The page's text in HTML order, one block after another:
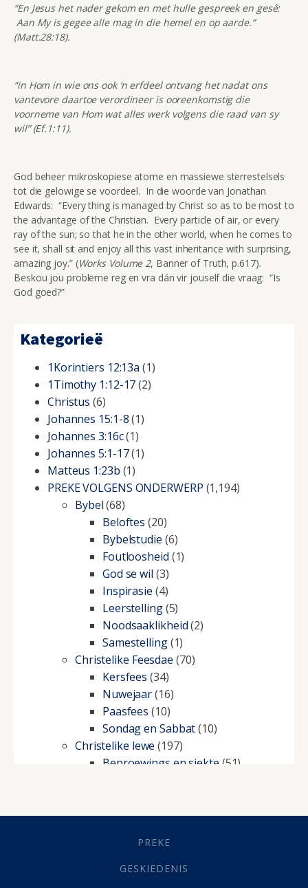
“En Jesus het nader gekom en met hulle gespreek en gesê:
Aan My is gegee alle mag in die hemel en op aarde.”
(Matt.28:18).
“in Hom in wie ons ook ‘n erfdeel ontvang het nadat ons
vantevore daartoe verordineer is ooreenkomstig die
voorneme van Hom wat alles werk volgens die raad van sy
wil” (Ef.1:11).
God beheer mikroskopiese atome en massiewe sterrestelsels
tot die gelowige se voordeel. In die woorde van Jonathan
Edwards: “Every thing is managed by Christ so as to be most to
the advantage of the Christian. Every particle of air, or every
ray of the sun; so that he in the other world, when he comes to
see it, shall sit and enjoy all this vast inheritance with surprising,
amazing joy.” (Works Volume 2, Banner of Truth, p.617).
Beskou jou probleme reg en vra dán vir jouself die vraag: “Is
God goed?”
Kategorieë
1Korintiers 12:13a (1)
1Timothy 1:12-17(2)
Christus (6)
Johannes 15:1-8(1)
Johannes 3:16c(1)
Johannes 5:1-17(1)
Matteus 1:23b (1)
PREKE VOLGENS ONDERWERP (1,194)
Bybel(68)
Beloftes (20)
Bybelstudie (6)
Foutloosheid (1)
God se wil (3)
Inspirasie (4)
Leerstelling(5)
Noodsaaklikheid(2)
Samestelling(1)
Christelike Feesdae (70)
Kersfees (34)
Nuwejaar(16)
Paasfees (10)
Sondag en Sabbat(10)
Christelike lewe (197)
Beproewings en siekte (51)
Geestelike Groei(10)
(21)
Grys Areas(4)
PREKE
GESKIEDENIS